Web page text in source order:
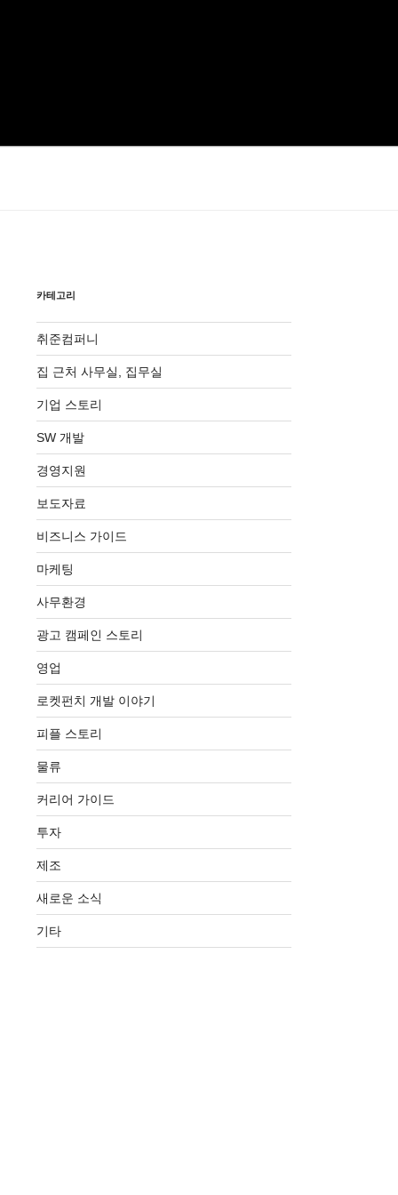
카테고리
취준컴퍼니
집 근처 사무실, 집무실
기업 스토리
SW 개발
경영지원
보도자료
비즈니스 가이드
마케팅
사무환경
광고 캠페인 스토리
영업
로켓펀치 개발 이야기
피플 스토리
물류
커리어 가이드
투자
제조
새로운 소식
기타